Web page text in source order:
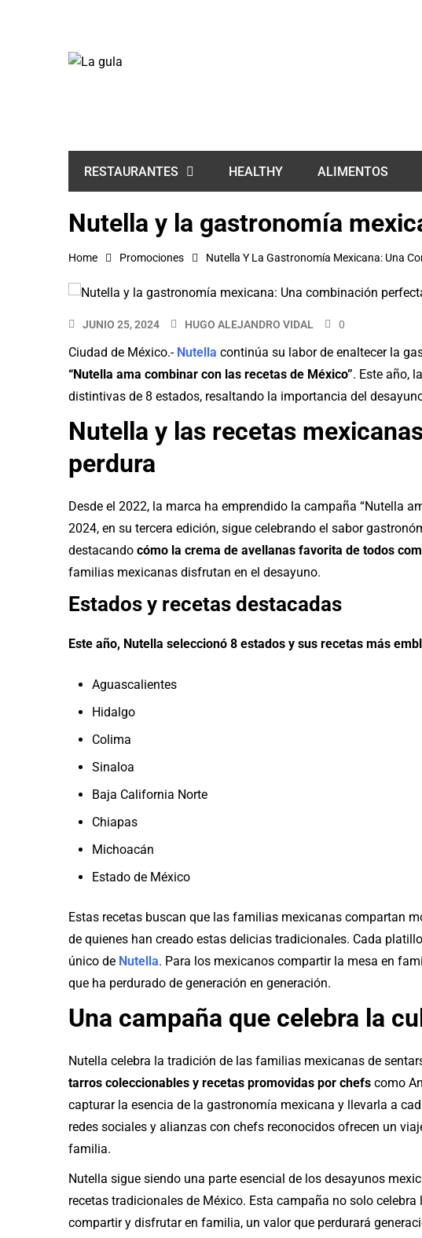
RESTAURANTES HEALTHY ALIMENTOS
Nutella y la gastronomía
Home Promociones Nutella Y La Gastronomía Mexicana: Una
JUNIO 25, 2024 HUGO ALEJANDRO VIDAL 0
Ciudad de México.- Nutella continúa su labor de enaltecer la
“Nutella ama combinar con las recetas de México”. Este año,
distintivas de 8 estados, resaltando la importancia del
Nutella y las recetas
perdura
Desde el 2022, la marca ha emprendido la campaña “Nutella
2024, en su tercera edición, sigue celebrando el sabor
destacando cómo la crema de avellanas favorita de todos
familias mexicanas disfrutan en el desayuno.
Estados y recetas destacadas
Este año, Nutella seleccionó 8 estados y sus recetas más
Aguascalientes
Hidalgo
Colima
Sinaloa
Baja California Norte
Chiapas
Michoacán
Estado de México
Estas recetas buscan que las familias mexicanas compartan
de quienes han creado estas delicias tradicionales. Cada
único de Nutella. Para los mexicanos compartir la mesa en
que ha perdurado de generación en generación.
Una campaña que celebra la
Nutella celebra la tradición de las familias mexicanas de
tarros coleccionables y recetas promovidas por chefs como
capturar la esencia de la gastronomía mexicana y llevarla a
redes sociales y alianzas con chefs reconocidos ofrecen un
familia.
Nutella sigue siendo una parte esencial de los desayunos
recetas tradicionales de México. Esta campaña no solo
compartir y disfrutar en familia, un valor que perdurará